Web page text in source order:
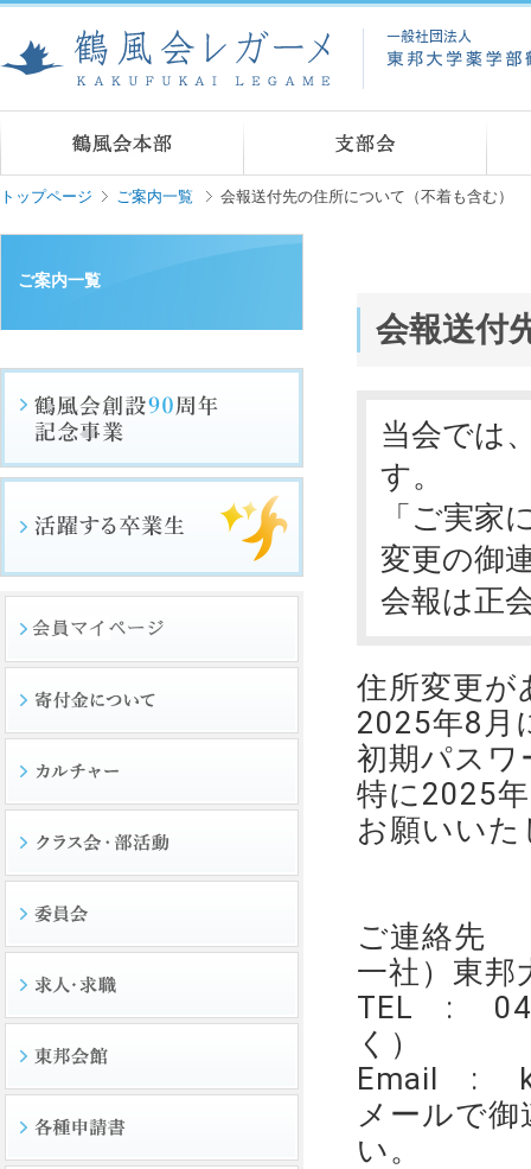
トップページ ご案内一覧 会報送付先の住所について（不着も含む）
ご案内一覧
会報送付
当会では
す。
「ご実家
変更の御
会報は正
住所変更が
2025年8月
初期パスワ
特に2025
お願いい
ご連絡先
一社）東邦
TEL :
く）
Email :
メールで
い。